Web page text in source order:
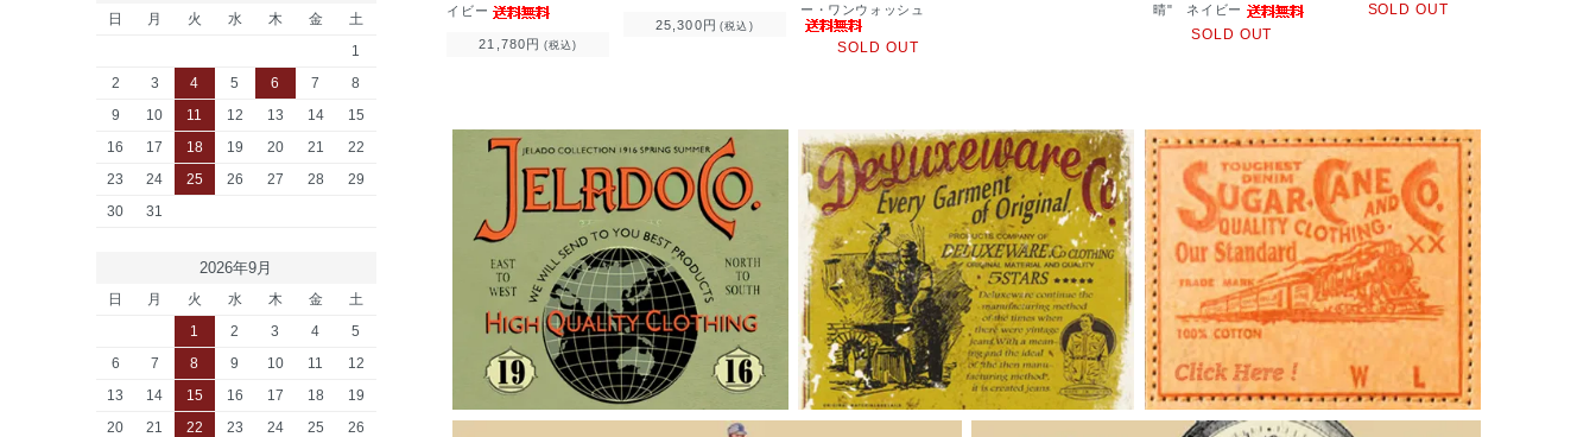
イビー
21,780円 (税込)
25,300円 (税込)
ー・ワンウォッシュ
SOLD OUT
晴" ネイビー
SOLD OUT
SOLD OUT
日 月 火 水 木 金
土
1
2
3 4 5 6 7
8
9
10 11 12 13 14
15
16
17 18 19 20 21
22
23
24 25 26 27 28
29
30
31
2026年9月
日 月 火 水 木 金
土
1
2 3 4
5
6
7 8 9 10 11
12
13
14 15 16 17 18
19
20
21 22 23 24 25
26